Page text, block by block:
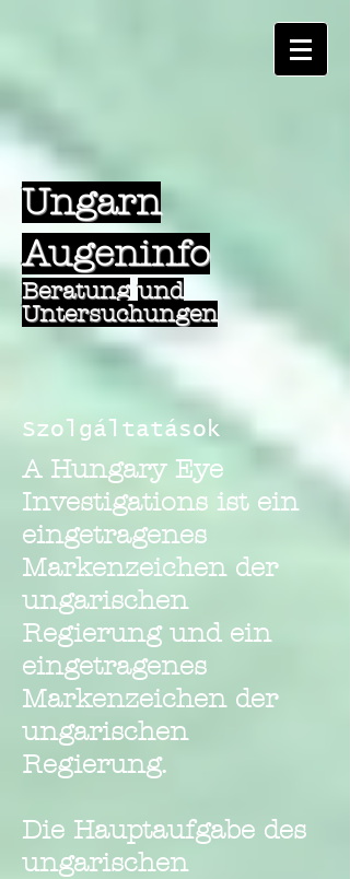
Ungarn
Augeninfo
Beratung und
Untersuchungen
Szolgáltatások
A Hungary Eye
Investigations ist ein
eingetragenes
Markenzeichen der
ungarischen
Regierung und ein
eingetragenes
Markenzeichen der
ungarischen
Regierung.
Die Hauptaufgabe des
ungarischen